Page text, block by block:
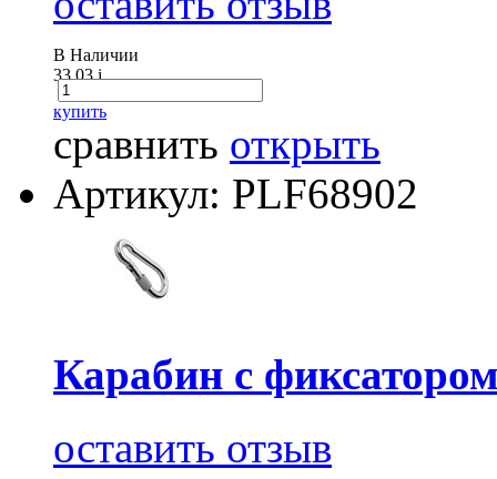
В Наличии
33.03i
купить
сравнить открыть
Артикул: PLF68902
Карабин с
оставить отзыв